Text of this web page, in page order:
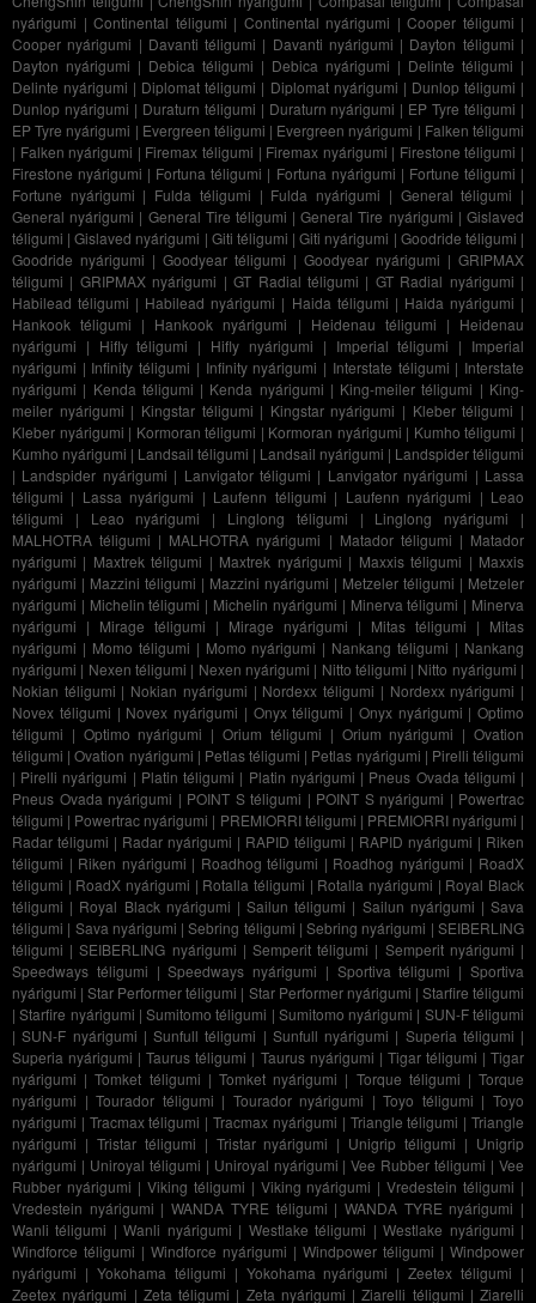
nyárigumi | Continental téligumi | Continental nyárigumi | Cooper téligumi |
Cooper nyárigumi | Davanti téligumi | Davanti nyárigumi | Dayton téligumi |
Dayton nyárigumi | Debica téligumi | Debica nyárigumi | Delinte téligumi |
Delinte nyárigumi | Diplomat téligumi | Diplomat nyárigumi | Dunlop téligumi |
Dunlop nyárigumi | Duraturn téligumi | Duraturn nyárigumi | EP Tyre téligumi |
EP Tyre nyárigumi | Evergreen téligumi | Evergreen nyárigumi | Falken téligumi
| Falken nyárigumi | Firemax téligumi | Firemax nyárigumi | Firestone téligumi |
Firestone nyárigumi | Fortuna téligumi | Fortuna nyárigumi | Fortune téligumi |
Fortune nyárigumi | Fulda téligumi | Fulda nyárigumi | General téligumi |
General nyárigumi | General Tire téligumi |General Tire nyárigumi |Gislaved
téligumi |Gislaved nyárigumi | Giti téligumi |Giti nyárigumi | Goodride téligumi |
Goodride nyárigumi | Goodyear téligumi | Goodyear nyárigumi | GRIPMAX
téligumi | GRIPMAX nyárigumi |GT Radial téligumi | GT Radial nyárigumi |
Habilead téligumi | Habilead nyárigumi | Haida téligumi | Haida nyárigumi |
Hankook téligumi | Hankook nyárigumi | Heidenau téligumi | Heidenau
nyárigumi | Hifly téligumi | Hifly nyárigumi | Imperial téligumi | Imperial
nyárigumi | Infinity téligumi | Infinity nyárigumi | Interstate téligumi | Interstate
nyárigumi | Kenda téligumi | Kenda nyárigumi | King-meiler téligumi | King-
meiler nyárigumi | Kingstar téligumi | Kingstar nyárigumi | Kleber téligumi |
Kleber nyárigumi | Kormoran téligumi | Kormoran nyárigumi | Kumho téligumi |
Kumho nyárigumi | Landsail téligumi | Landsail nyárigumi | Landspider téligumi
| Landspider nyárigumi | Lanvigator téligumi | Lanvigator nyárigumi | Lassa
téligumi | Lassa nyárigumi | Laufenn téligumi | Laufenn nyárigumi | Leao
téligumi | Leao nyárigumi | Linglong téligumi | Linglong nyárigumi |
MALHOTRA téligumi | MALHOTRA nyárigumi | Matador téligumi | Matador
nyárigumi | Maxtrek téligumi | Maxtrek nyárigumi | Maxxis téligumi | Maxxis
nyárigumi | Mazzini téligumi | Mazzini nyárigumi | Metzeler téligumi | Metzeler
nyárigumi | Michelin téligumi | Michelin nyárigumi | Minerva téligumi | Minerva
nyárigumi | Mirage téligumi | Mirage nyárigumi | Mitas téligumi | Mitas
nyárigumi | Momo téligumi | Momo nyárigumi | Nankang téligumi | Nankang
nyárigumi | Nexen téligumi | Nexen nyárigumi | Nitto téligumi | Nitto nyárigumi |
Nokian téligumi | Nokian nyárigumi | Nordexx téligumi | Nordexx nyárigumi |
Novex téligumi | Novex nyárigumi | Onyx téligumi | Onyx nyárigumi | Optimo
téligumi | Optimo nyárigumi |Orium téligumi | Orium nyárigumi |Ovation
téligumi |Ovation nyárigumi | Petlas téligumi | Petlas nyárigumi | Pirelli téligumi
| Pirelli nyárigumi | Platin téligumi | Platin nyárigumi | Pneus Ovada téligumi |
Pneus Ovada nyárigumi | POINT S téligumi | POINT S nyárigumi | Powertrac
téligumi | Powertrac nyárigumi | PREMIORRI téligumi | PREMIORRI nyárigumi |
Radar téligumi | Radar nyárigumi | RAPID téligumi | RAPID nyárigumi | Riken
téligumi | Riken nyárigumi | Roadhog téligumi | Roadhog nyárigumi | RoadX
téligumi | RoadX nyárigumi | Rotalla téligumi | Rotalla nyárigumi | Royal Black
téligumi | Royal Black nyárigumi |Sailun téligumi | Sailun nyárigumi |Sava
téligumi | Sava nyárigumi |Sebring téligumi |Sebring nyárigumi |SEIBERLING
téligumi |SEIBERLING nyárigumi |Semperit téligumi | Semperit nyárigumi |
Speedways téligumi |Speedways nyárigumi | Sportiva téligumi |Sportiva
nyárigumi |Star Performer téligumi | Star Performer nyárigumi | Starfire téligumi
|Starfire nyárigumi |Sumitomo téligumi | Sumitomo nyárigumi | SUN-F téligumi
|SUN-F nyárigumi | Sunfull téligumi | Sunfull nyárigumi | Superia téligumi |
Superia nyárigumi |Taurus téligumi | Taurus nyárigumi | Tigar téligumi |Tigar
nyárigumi |Tomket téligumi | Tomket nyárigumi | Torque téligumi |Torque
nyárigumi |Tourador téligumi | Tourador nyárigumi |Toyo téligumi |Toyo
nyárigumi | Tracmax téligumi |Tracmax nyárigumi | Triangle téligumi |Triangle
nyárigumi | Tristar téligumi | Tristar nyárigumi | Unigrip téligumi | Unigrip
nyárigumi | Uniroyal téligumi | Uniroyal nyárigumi |Vee Rubber téligumi |Vee
Rubber nyárigumi | Viking téligumi | Viking nyárigumi |Vredestein téligumi |
Vredestein nyárigumi |WANDA TYRE téligumi | WANDA TYRE nyárigumi |
Wanli téligumi |Wanli nyárigumi | Westlake téligumi |Westlake nyárigumi |
Windforce téligumi | Windforce nyárigumi | Windpower téligumi | Windpower
nyárigumi | Yokohama téligumi | Yokohama nyárigumi |Zeetex téligumi |
Zeetex nyárigumi | Zeta téligumi | Zeta nyárigumi |Ziarelli téligumi | Ziarelli